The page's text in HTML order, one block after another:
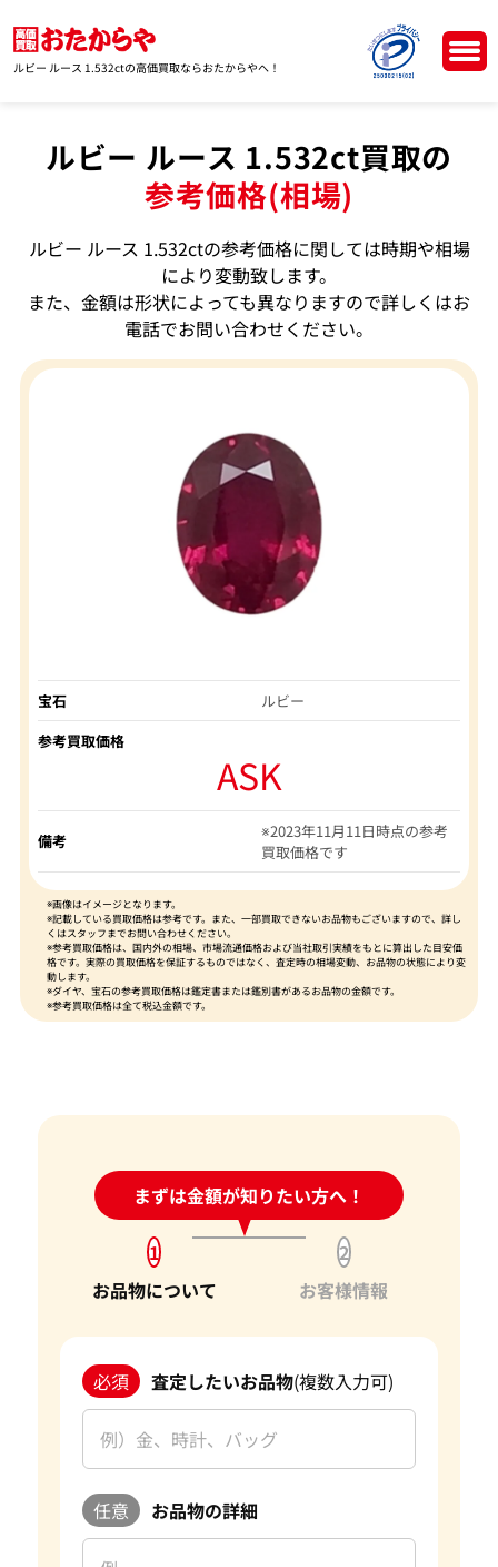
ルビー ルース 1.532ctの高価買取ならおたからやへ！
ルビー ルース 1.532ct買取の
参考価格(相場)
ルビー ルース 1.532ctの参考価格に関しては時期や相場
により変動致します。
また、金額は形状によっても異なりますので詳しくはお
電話でお問い合わせください。
宝石
ルビー
参考買取価格
ASK
備考
※2023年11月11日時点の参考
買取価格です
※画像はイメージとなります。
※記載している買取価格は参考です。また、一部買取できないお品物もございますので、詳し
くはスタッフまでお問い合わせください。
※参考買取価格は、国内外の相場、市場流通価格および当社取引実績をもとに算出した目安価
格です。実際の買取価格を保証するものではなく、査定時の相場変動、お品物の状態により変
動します。
※ダイヤ、宝石の参考買取価格は鑑定書または鑑別書があるお品物の金額です。
※参考買取価格は全て税込金額です。
まずは金額が知りたい方へ！
24時間受付中!問い合わせフォーム
1
お品物について
2
お客様情報
必須 査定したいお品物(複数入力可)
任意 お品物の詳細